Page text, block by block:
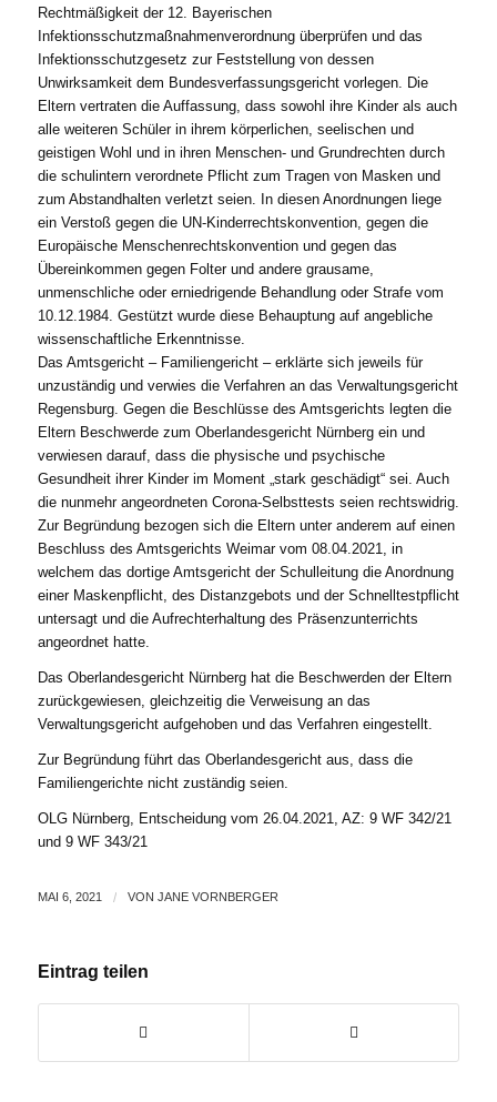
Rechtmäßigkeit der 12. Bayerischen
Infektionsschutzmaßnahmenverordnung überprüfen und das
Infektionsschutzgesetz zur Feststellung von dessen
Unwirksamkeit dem Bundesverfassungsgericht vorlegen. Die
Eltern vertraten die Auffassung, dass sowohl ihre Kinder als auch
alle weiteren Schüler in ihrem körperlichen, seelischen und
geistigen Wohl und in ihren Menschen- und Grundrechten durch
die schulintern verordnete Pflicht zum Tragen von Masken und
zum Abstandhalten verletzt seien. In diesen Anordnungen liege
ein Verstoß gegen die UN-Kinderrechtskonvention, gegen die
Europäische Menschenrechtskonvention und gegen das
Übereinkommen gegen Folter und andere grausame,
unmenschliche oder erniedrigende Behandlung oder Strafe vom
10.12.1984. Gestützt wurde diese Behauptung auf angebliche
wissenschaftliche Erkenntnisse.
Das Amtsgericht – Familiengericht – erklärte sich jeweils für
unzuständig und verwies die Verfahren an das Verwaltungsgericht
Regensburg. Gegen die Beschlüsse des Amtsgerichts legten die
Eltern Beschwerde zum Oberlandesgericht Nürnberg ein und
verwiesen darauf, dass die physische und psychische
Gesundheit ihrer Kinder im Moment „stark geschädigt“ sei. Auch
die nunmehr angeordneten Corona-Selbsttests seien rechtswidrig.
Zur Begründung bezogen sich die Eltern unter anderem auf einen
Beschluss des Amtsgerichts Weimar vom 08.04.2021, in
welchem das dortige Amtsgericht der Schulleitung die Anordnung
einer Maskenpflicht, des Distanzgebots und der Schnelltestpflicht
untersagt und die Aufrechterhaltung des Präsenzunterrichts
angeordnet hatte.
Das Oberlandesgericht Nürnberg hat die Beschwerden der Eltern
zurückgewiesen, gleichzeitig die Verweisung an das
Verwaltungsgericht aufgehoben und das Verfahren eingestellt.
Zur Begründung führt das Oberlandesgericht aus, dass die
Familiengerichte nicht zuständig seien.
OLG Nürnberg, Entscheidung vom 26.04.2021, AZ: 9 WF 342/21
und 9 WF 343/21
MAI 6, 2021 / VON JANE VORNBERGER
Eintrag teilen